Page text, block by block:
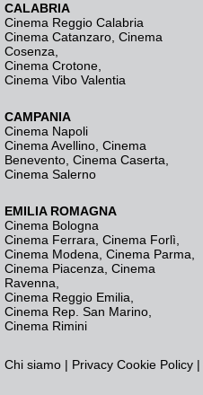
CALABRIA
Cinema Reggio Calabria
Cinema Catanzaro Cinema
Cosenza
Cinema Crotone
Cinema Vibo Valentia
CAMPANIA
Cinema Napoli
Cinema Avellino Cinema
Benevento Cinema Caserta
Cinema Salerno
EMILIA ROMAGNA
Cinema Bologna
Cinema Ferrara Cinema Forlì
Cinema Modena Cinema Parma
Cinema Piacenza Cinema
Ravenna
Cinema Reggio Emilia
Cinema Rep. San Marino
Cinema Rimini
Chi siamo | Privacy Cookie Policy |